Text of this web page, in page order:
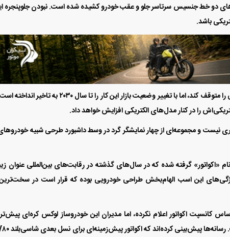
دو خط جنسیس سر‌تا‌سر جلو و عقب خودرو کشیده شده است. نبودن جلوپنجره
باشد.
جنسیس قرار بود از امسال تولید خودرو‌‌‌های بنزینی را متوقف کند، اما با تغییر وضعیت
را در کنار مدل‌های الکتریکی افزایش خواهد داد.
نیست و مجموعه‌‌‌ای از چهار نمایشگر گرد در وسط داشبورد طرحی شبیه
«اکواتور» گرفته شده که در سال‌های گذشته در رقابت‌‌‌های بین‌المللی عنوان
این اسب الهام‌‌‌بخش طراحی خودرویی بوده که قرار است در
کانسپت اکواتور اعلام نکرده، اما مدیران این خودروساز لوکس کره‌‌‌ای